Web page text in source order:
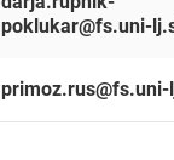
poklukar@fs.uni-